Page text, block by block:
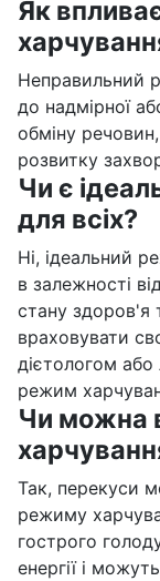
Як
Неправильний
до надмірної
обміну
розвитку
Чи є
для всіх?
Ні, ідеальний
в залежності
стану здоров'я
враховувати
дієтологом
режим
Чи можна
Так, перекуси
режиму
гострого
енергії і